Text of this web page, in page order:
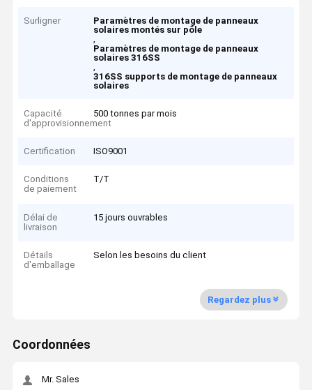
Surligner
Paramètres de montage de panneaux
solaires montés sur pôle
,
Paramètres de montage de panneaux
solaires 316SS
,
316SS supports de montage de panneaux
solaires
Capacité
d'approvisionnement
500 tonnes par mois
Certification ISO9001
Conditions
de paiement
T/T
Délai de
livraison
15 jours ouvrables
Détails
d'emballage
Selon les besoins du client
Regardez plus
Coordonnées
Mr. Sales